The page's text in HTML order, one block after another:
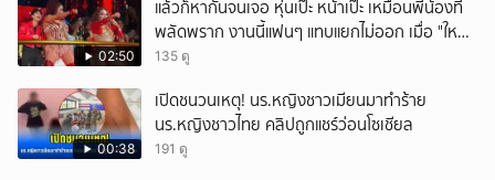
02:50
แล้วก็หากันจนเจอ หุ่นเป๊ะ หน้าเป๊ะ เหมือนพี่น้องที่
พลัดพราก งานนี้แฟนๆ แทบแยกไม่ออก เมื่อ "ใหม่
พัชรี" นักร้องคนดัง เจอแฝดสาขาอินเดีย พร้อม
135 ดู
00:38
เปิดชนวนเหตุ! นร.หญิงชาวเมียนมาทำร้าย
นร.หญิงชาวไทย คลิปถูกแชร์ว่อนโซเชียล
191 ดู